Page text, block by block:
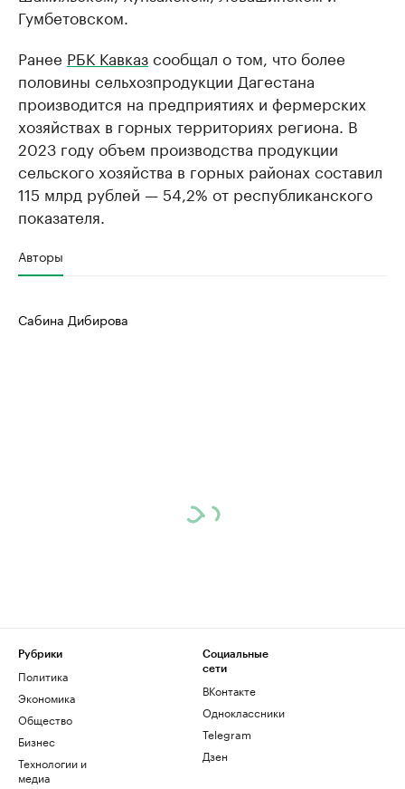
Гумбетовском.
Ранее РБК Кавказсообщал о том, что более
половины сельхозпродукции Дагестана
производится на предприятиях и фермерских
хозяйствах в горных территориях региона. В
2023 году объем производства продукции
сельского хозяйства в горных районах составил
115 млрд рублей — 54,2% от республиканского
показателя.
Авторы
Сабина Дибирова
Рубрики
Политика
Экономика
Общество
Бизнес
Технологии и
медиа
Социальные
сети
ВКонтакте
Одноклассники
Telegram
Дзен